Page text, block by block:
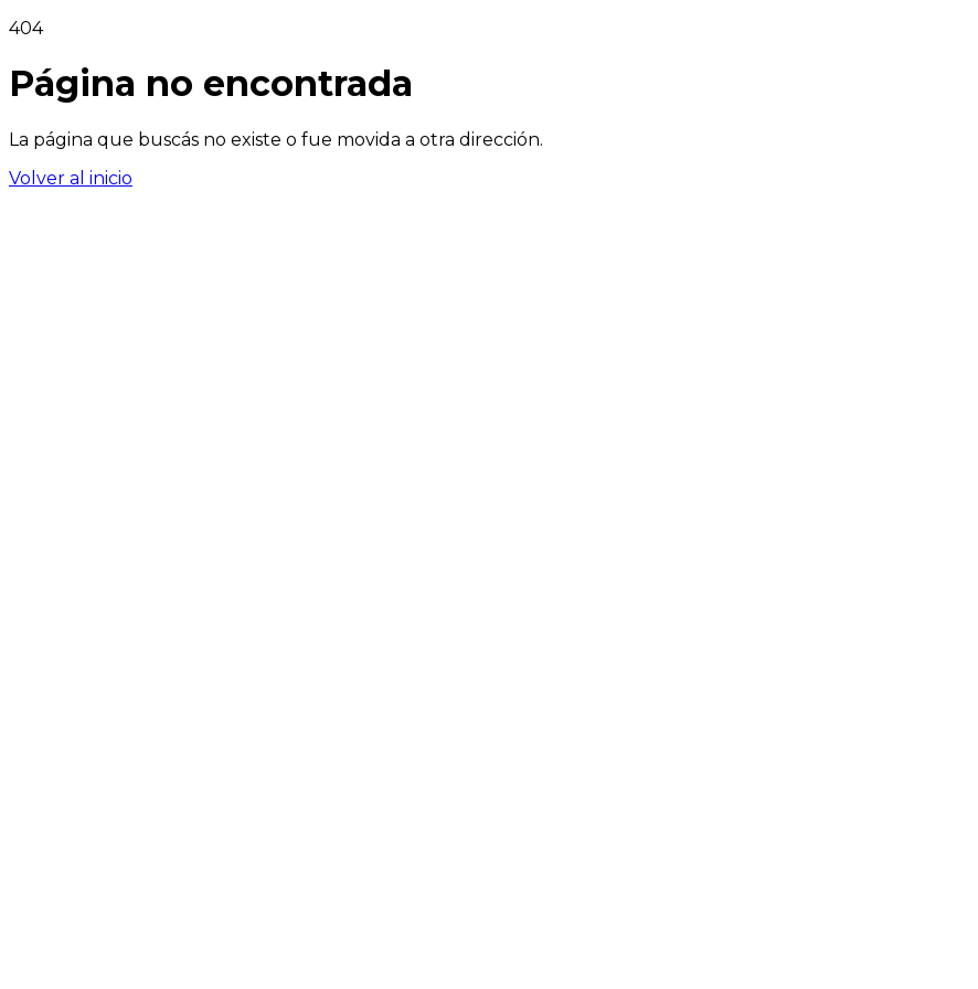
404
Página no encontrada
La página que buscás no existe o fue movida a otra dirección.
Volver al inicio